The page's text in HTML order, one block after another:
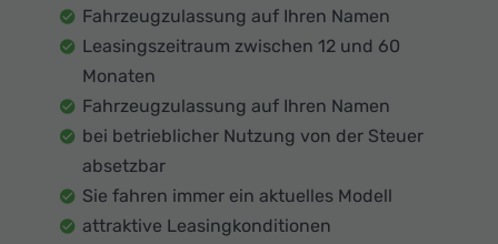
Fahrzeugzulassung auf Ihren Namen
Leasingszeitraum zwischen 12 und 60
Monaten
Fahrzeugzulassung auf Ihren Namen
bei betrieblicher Nutzung von der Steuer
absetzbar
Sie fahren immer ein aktuelles Modell
attraktive Leasingkonditionen